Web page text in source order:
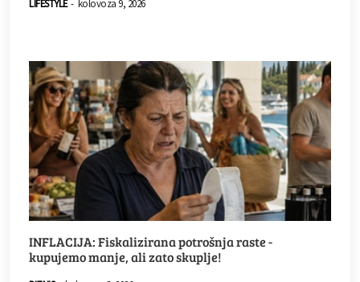
LIFESTYLE - kolovoza 9, 2026
INFLACIJA: Fiskalizirana potrošnja raste -
kupujemo manje, ali zato skuplje!